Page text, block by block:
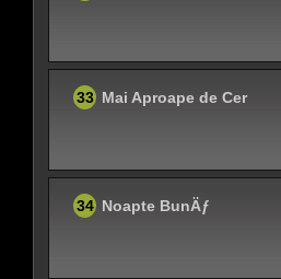
33 Mai Aproape de Cer
34 Noapte BunÄƒ